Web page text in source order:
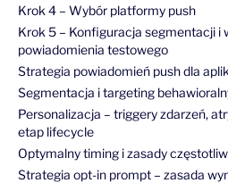
Krok 4 – Wybór platformy push
Krok 5 – Konfiguracja segmentacji i
powiadomienia testowego
Strategia powiadomień push dla
Segmentacja i targeting
Personalizacja – triggery zdarzeń,
etap lifecycle
Optymalny timing i zasady
Strategia opt-in prompt – zasada